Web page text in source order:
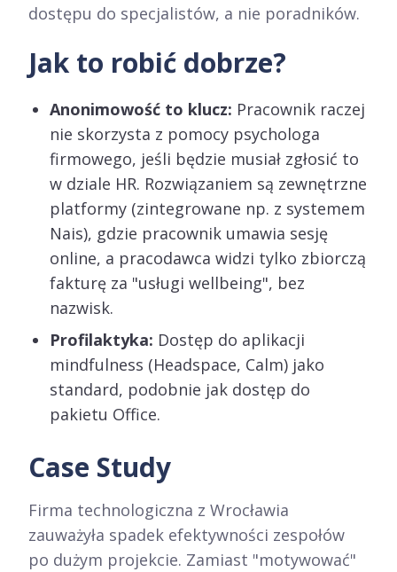
dostępu do specjalistów, a nie poradników.
Jak to robić dobrze?
Anonimowość to klucz: Pracownik raczej
nie skorzysta z pomocy psychologa
firmowego, jeśli będzie musiał zgłosić to
w dziale HR. Rozwiązaniem są zewnętrzne
platformy (zintegrowane np. z systemem
Nais), gdzie pracownik umawia sesję
online, a pracodawca widzi tylko zbiorczą
fakturę za "usługi wellbeing", bez
nazwisk.
Profilaktyka: Dostęp do aplikacji
mindfulness (Headspace, Calm) jako
standard, podobnie jak dostęp do
pakietu Office.
Case Study
Firma technologiczna z Wrocławia
zauważyła spadek efektywności zespołów
po dużym projekcie. Zamiast "motywować"